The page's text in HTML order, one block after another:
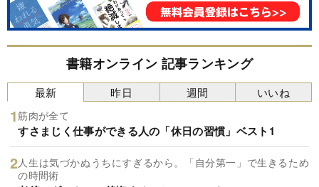
書籍オンライン 記事ランキング
最新
筋肉が全て
すさまじく仕事ができる人の「休日の習慣」ベスト1
人生は気づかぬうちにすぎるから。「自分第一」で生きるため
の時間術
昨日 週間 いいね